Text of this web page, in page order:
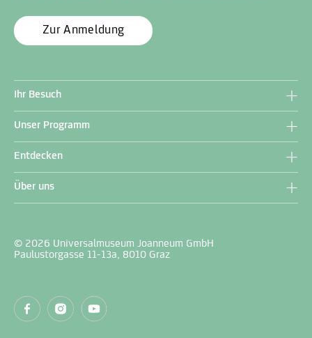
Zur Anmeldung
Ihr Besuch
Unser Programm
Entdecken
Über uns
© 2026 Universalmuseum Joanneum GmbH
Paulustorgasse 11-13a, 8010 Graz